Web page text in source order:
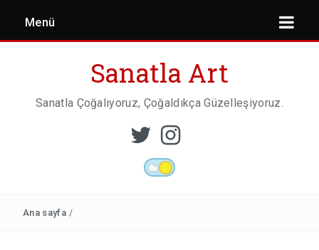
Menü
Sanatla Art
Sanatla Çoğalıyoruz, Çoğaldıkça Güzelleşiyoruz.
Ana sayfa /